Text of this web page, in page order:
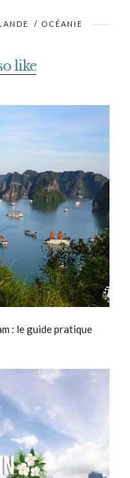
/ OCÉANIE
like
: le guide pratique